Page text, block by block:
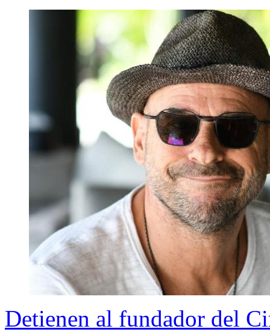
Detienen al fundador del